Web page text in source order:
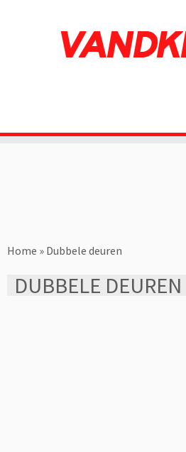
Home » Dubbele deuren
DUBBELE DEUREN